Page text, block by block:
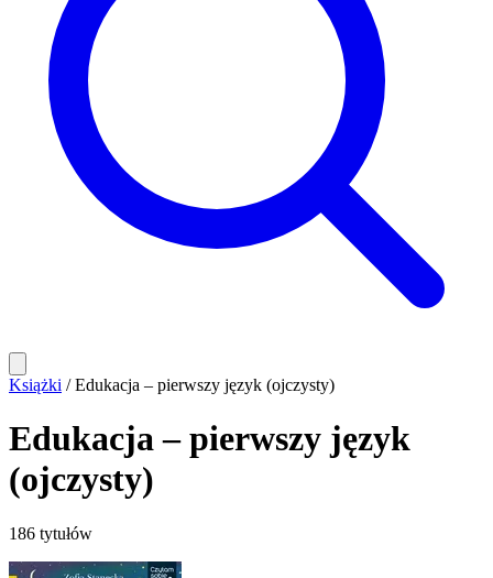
Książki / Edukacja – pierwszy język (ojczysty)
Edukacja – pierwszy język
(ojczysty)
186 tytułów